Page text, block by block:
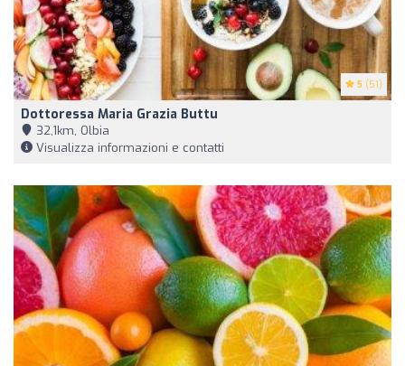
5 (51)
Dottoressa Maria Grazia Buttu
32,1km, Olbia
Visualizza informazioni e contatti